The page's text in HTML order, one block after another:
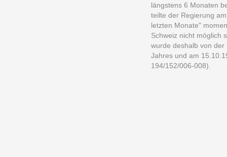
längstens 6 Monaten
teilte der Regierung
letzten Monate"
Schweiz nicht möglich
wurde deshalb von
Jahres und am
194/152/006-008).